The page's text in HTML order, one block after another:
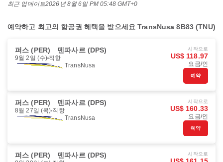
최근 업데이트2026년 8월 6일 PM 05:48 GMT+0
예약하고 최고의 항공권 혜택을 받으세요 TransNusa 8B83 (TNU)
퍼스 (PER) 덴파사르 (DPS)
9월 2일 (수) 직항
TransNusa
시작으로
US$ 118.97
요금/인
예약
퍼스 (PER) 덴파사르 (DPS)
8월 27일 (목) 직항
TransNusa
시작으로
US$ 160.33
요금/인
예약
퍼스 (PER) 덴파사르 (DPS) 시작으로